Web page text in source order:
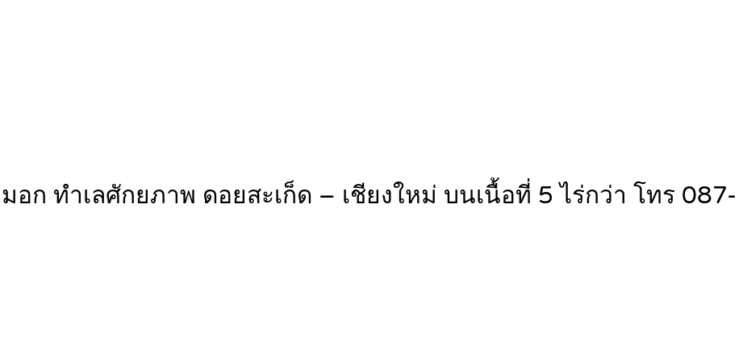
ก ทำเลศักยภาพ ดอยสะเก็ด – เชียงใหม่ บนเนื้อที่ 5 ไร่กว่า โทร 087-